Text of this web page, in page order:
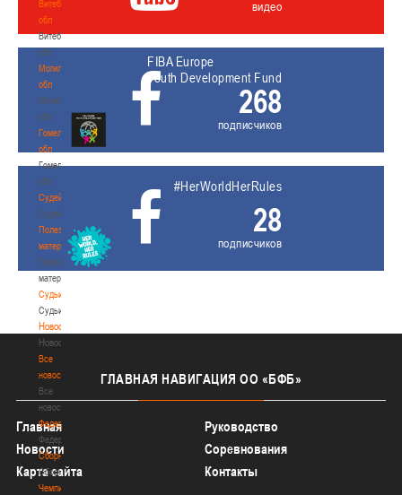
Витебская
обл
Витебская
обл
Могилевская
обл
Могилевская
обл
Гомельская
обл
Гомельская
обл
Судейство
Судейство
Полезные
материалы
Полезные
материалы
Судьи
Судьи
Новости
Новости
Все
новости
Все
новости
Федерация
Федерация
Сборные
Сборные
Чемпионат
видео
FIBA Europe
Youth Development Fund
268
подписчиков
#HerWorldHerRules
28
подписчиков
ГЛАВНАЯ НАВИГАЦИЯ ОО «БФБ»
Главная
Руководство
Новости
Соревнования
Карта сайта
Контакты